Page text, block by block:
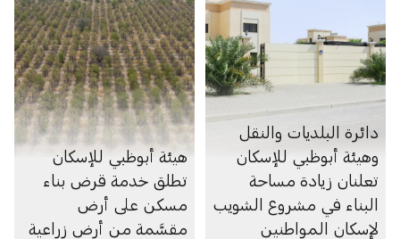
دائرة البلديات والنقل
وهيئة أبوظبي للإسكان
تعلنان زيادة مساحة
البناء في مشروع الشويب
لإسكان المواطنين
هيئة أبوظبي للإسكان
تطلق خدمة قرض بناء
مسكن على أرض
مقسَّمة من أرض زراعية